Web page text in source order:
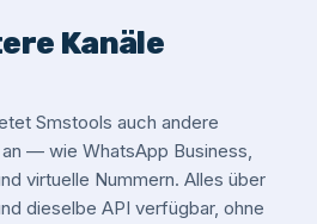
Kanäle
Smstools auch andere
— wie WhatsApp Business,
virtuelle Nummern. Alles über
dieselbe API verfügbar, ohne